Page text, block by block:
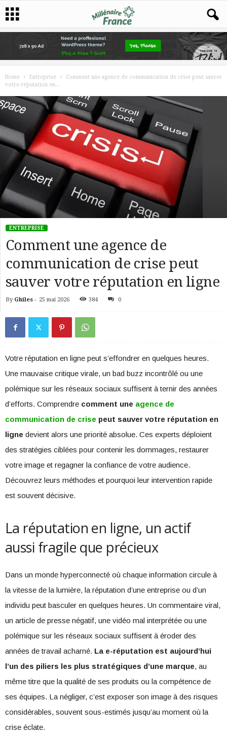
Home Entreprise
Comment une agence de communication de crise peut sauver
votre réputation en...
ENTREPRISE
Comment une agence de
communication de crise peut
sauver votre réputation en ligne
By Ghiles - 25 mai 2026 384 0
Votre réputation en ligne peut s’effondrer en quelques heures.
Une mauvaise critique virale, un bad buzz incontrôlé ou une
polémique sur les réseaux sociaux suffisent à ternir des années
d’efforts. Comprendre comment une agence de
communication de crise peut sauver votre réputation en
ligne devient alors une priorité absolue. Ces experts déploient
des stratégies ciblées pour contenir les dommages, restaurer
votre image et regagner la confiance de votre audience.
Découvrez leurs méthodes et pourquoi leur intervention rapide
est souvent décisive.
La réputation en ligne, un actif
aussi fragile que précieux
Dans un monde hyperconnecté où chaque information circule à
la vitesse de la lumière, la réputation d’une entreprise ou d’un
individu peut basculer en quelques heures. Un commentaire viral,
un article de presse négatif, une vidéo mal interprétée ou une
polémique sur les réseaux sociaux suffisent à éroder des
années de travail acharné. La e-réputation est aujourd’hui
l’un des piliers les plus stratégiques d’une marque, au
même titre que la qualité de ses produits ou la compétence de
ses équipes. La négliger, c’est exposer son image à des risques
considérables, souvent sous-estimés jusqu’au moment où la
crise éclate.